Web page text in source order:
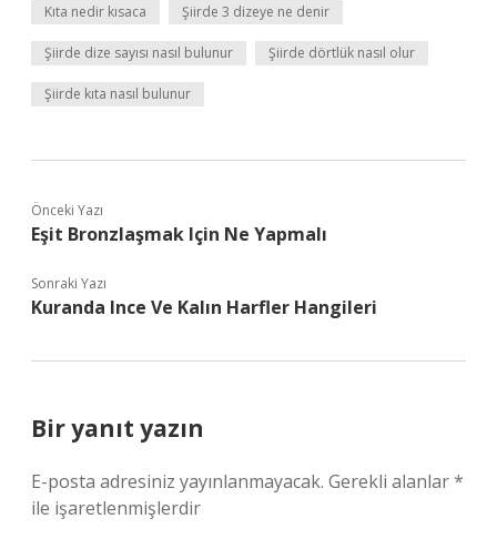
Kıta nedir kısaca Şiirde 3 dizeye ne denir
Şiirde dize sayısı nasıl bulunur Şiirde dörtlük nasıl olur
Şiirde kıta nasıl bulunur
Önceki Yazı
Eşit Bronzlaşmak Için Ne Yapmalı
Sonraki Yazı
Kuranda Ince Ve Kalın Harfler Hangileri
Bir yanıt yazın
E-posta adresiniz yayınlanmayacak. Gerekli alanlar*
ile işaretlenmişlerdir